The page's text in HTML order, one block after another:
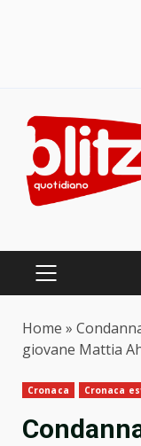
content
PRIMARY
Home »
giovane Mattia
Cronaca Cronaca